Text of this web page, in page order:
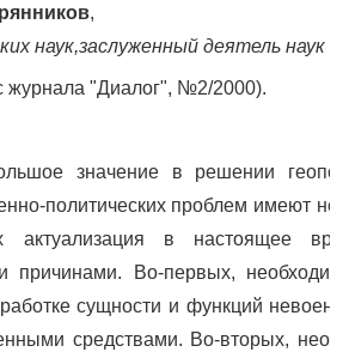
,
наук,заслуженный деятель наук
журнала "Диалог", №2/2000).
значение в решении
политических проблем имеют
актуализация в настоящее
причинами. Во-первых,
сущности и функций
средствами. Во-вторых,